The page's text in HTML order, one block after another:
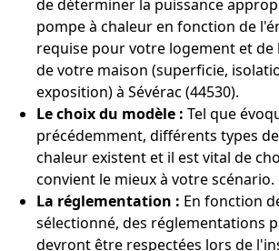
de déterminer la puissance
pompe à chaleur en fonction de
requise pour votre logement et
de votre maison (superficie,
exposition) à Sévérac (44530).
Le choix du modèle : Tel que
précédemment, différents types
chaleur existent et il est vital de
convient le mieux à votre scénario.
La réglementation : En fonction
sélectionné, des réglementations
devront être respectées lors de